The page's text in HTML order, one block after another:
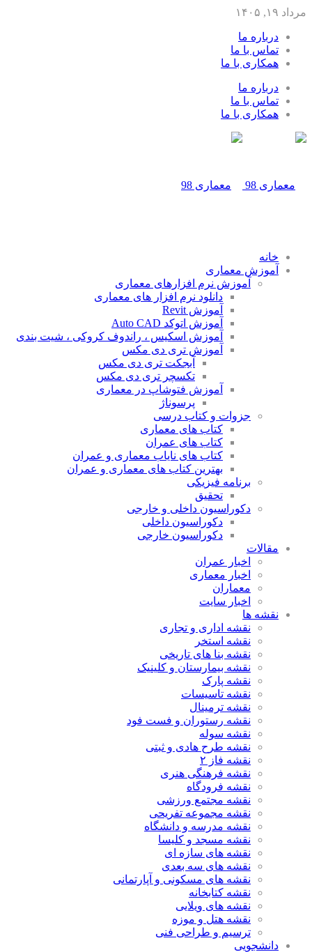
مرداد ۱۹, ۱۴۰۵
درباره ما
تماس با ما
همکاری با ما
درباره ما
تماس با ما
همکاری با ما
خانه
آموزش معماری
آموزش نرم افزارهای معماری
دانلود نرم افزار های معماری
آموزش Revit
آموزش اتوکد Auto CAD
آموزش اسکیس ، راندوف کروکی ، شیت بندی
آموزش تری دی مکس
آبجکت تری دی مکس
تکسچر تری دی مکس
آموزش فتوشاپ در معماری
پرسوناژ
جزوات و کتاب درسی
کتاب های معماری
کتاب های عمران
کتاب های نایاب معماری و عمران
بهترین کتاب های معماری و عمران
برنامه فیزیکی
تحقیق
دکوراسیون داخلی و خارجی
دکوراسیون داخلی
دکوراسیون خارجی
مقالات
اخبار عمران
اخبار معماری
معماران
اخبار سایت
نقشه ها
نقشه اداری و تجاری
نقشه استخر
نقشه بنا های تاریخی
نقشه بیمارستان و کلینیک
نقشه پارک
نقشه تاسیسات
نقشه ترمینال
نقشه رستوران و فست فود
نقشه سوله
نقشه طرح هادی و ثبتی
نقشه فاز ۲
نقشه فرهنگی هنری
نقشه فرودگاه
نقشه مجتمع ورزشی
نقشه مجموعه تفریحی
نقشه مدرسه و دانشگاه
نقشه مسجد و کلیسا
نقشه های سازه ای
نقشه های سه بعدی
نقشه های مسکونی و آپارتمانی
نقشه کتابخانه
نقشه های ویلایی
نقشه هتل و موزه
ترسیم و طراحی فنی
دانشجویی